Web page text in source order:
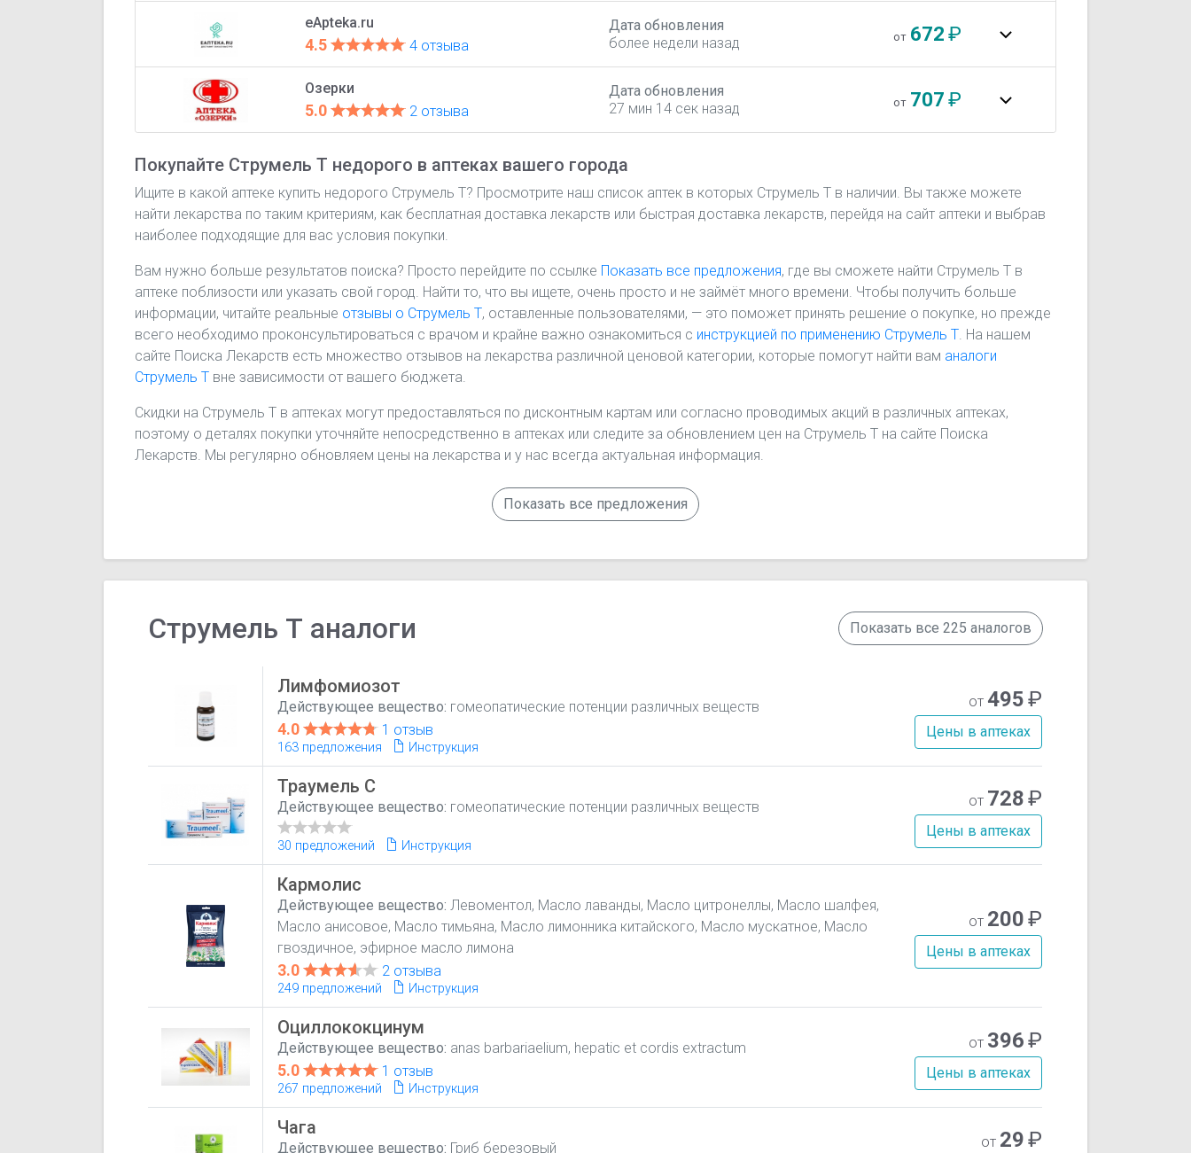
eApteka.ru
4.5 4 отзыва
Дата обновления
более недели назад
от 672₽
Озерки
5.0 2 отзыва
Дата обновления
27 мин 14 сек назад
от 707₽
Покупайте Струмель Т недорого в аптеках вашего города
Ищите в какой аптеке купить недорого Струмель Т? Просмотрите наш список аптек в которых Струмель Т в наличии. Вы также можете
найти лекарства по таким критериям, как бесплатная доставка лекарств или быстрая доставка лекарств, перейдя на сайт аптеки и выбрав
наиболее подходящие для вас условия покупки.
Вам нужно больше результатов поиска? Просто перейдите по ссылке Показать все предложения, где вы сможете найти Струмель Т в
аптеке поблизости или указать свой город. Найти то, что вы ищете, очень просто и не займёт много времени. Чтобы получить больше
информации, читайте реальные отзывы о Струмель Т, оставленные пользователями, — это поможет принять решение о покупке, но прежде
всего необходимо проконсультироваться с врачом и крайне важно ознакомиться с инструкцией по применению Струмель Т . На нашем
сайте Поиска Лекарств есть множество отзывов на лекарства различной ценовой категории, которые помогут найти вам аналоги
Струмель Т вне зависимости от вашего бюджета.
Скидки на Струмель Т в аптеках могут предоставляться по дисконтным картам или согласно проводимых акций в различных аптеках,
поэтому о деталях покупки уточняйте непосредственно в аптеках или следите за обновлением цен на Струмель Т на сайте Поиска
Лекарств. Мы регулярно обновляем цены на лекарства и у нас всегда актуальная информация.
Показать все предложения
Показать все 225 аналогов
Струмель Т аналоги
Лимфомиозот
Действующее вещество: гомеопатические потенции различных веществ
4.0 1 отзыв
163 предложения Инструкция
от 495₽
Цены в аптеках
Траумель С
Действующее вещество: гомеопатические потенции различных веществ
30 предложений Инструкция
от 728₽
Цены в аптеках
Кармолис
Действующее вещество: Левоментол, Масло лаванды, Масло цитронеллы, Масло шалфея,
Масло анисовое, Масло тимьяна, Масло лимонника китайского, Масло мускатное, Масло
гвоздичное, эфирное масло лимона
3.0 2 отзыва
249 предложений Инструкция
от 200₽
Цены в аптеках
Оциллококцинум
Действующее вещество: anas barbariaelium, hepatic et cordis extractum
5.0 1 отзыв
267 предложений Инструкция
от 396₽
Цены в аптеках
Чага
Действующее вещество: Гриб березовый от 29₽